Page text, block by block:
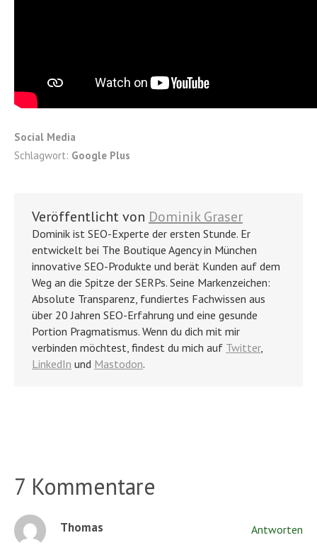
Social Media
Schlagwort: Google Plus
Veröffentlicht von Dominik Graser
Dominik ist SEO-Experte der ersten Stunde. Er
entwickelt bei The Boutique Agency in München
innovative SEO-Produkte und berät Kunden auf dem
Weg an die Spitze der SERPs. Seine Markenzeichen:
Absolute Transparenz, fundiertes Fachwissen aus
über 20 Jahren SEO-Erfahrung und eine gesunde
Portion Pragmatismus. Wenn du dich mit mir
verbinden möchtest, findest du mich auf Twitter,
LinkedIn und Mastodon.
7 Kommentare
Thomas Antworten